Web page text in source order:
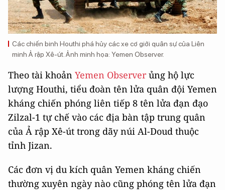
Các chiến binh Houthi phá hủy các xe cơ giới quân sự của Liên
minh Ả rập Xê-út. Ảnh minh họa: Yemen Observer.
Theo tài khoản Yemen Observerủng hộ lực
lượng Houthi, tiểu đoàn tên lửa quân đội Yemen
kháng chiến phóng liên tiếp 8 tên lửa đạn đạo
Zilzal-1 tự chế vào các địa bàn tập trung quân
của Ả rập Xê-út trong dãy núi Al-Doud thuộc
tỉnh Jizan.
Các đơn vị du kích quân Yemen kháng chiến
thường xuyên ngày nào cũng phóng tên lửa đạn